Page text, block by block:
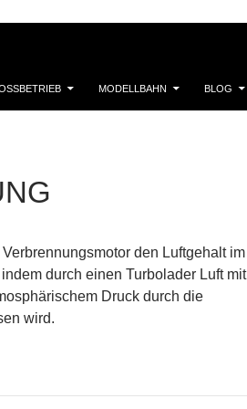
MODELLBAHN BLOG
den Luftgehalt im
durch einen Turbolader Luft mit
Druck durch die
wird.